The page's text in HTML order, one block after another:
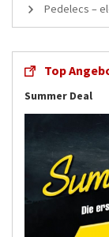
Pedelecs –
Top
Summer Deal